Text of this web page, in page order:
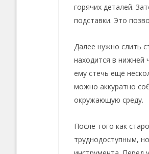
горячих деталей.
подставки. Это
Далее нужно слить
находится в нижней
ему стечь ещё
можно аккуратно
окружающую среду.
После того как
труднодоступным,